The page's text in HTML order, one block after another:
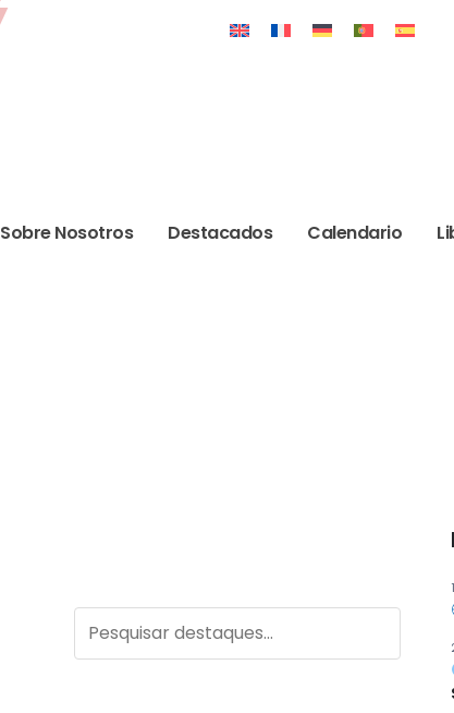
Sobre Nosotros Destacados Calendario